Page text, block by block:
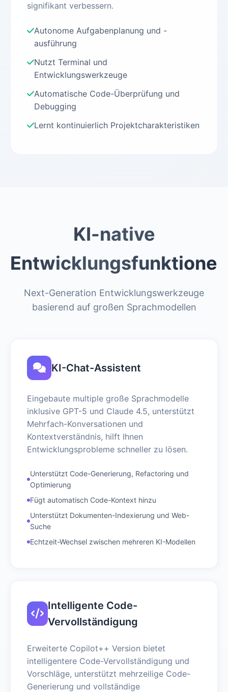
signifikant verbessern.
Autonome Aufgabenplanung und -
ausführung
Nutzt Terminal und
Entwicklungswerkzeuge
Automatische Code-Überprüfung und
Debugging
Lernt kontinuierlich Projektcharakteristiken
KI-native
Entwicklungsfunktionen
Next-Generation Entwicklungswerkzeuge
basierend auf großen Sprachmodellen
KI-Chat-Assistent
Eingebaute multiple große Sprachmodelle
inklusive GPT-5 und Claude 4.5, unterstützt
Mehrfach-Konversationen und
Kontextverständnis, hilft Ihnen
Entwicklungsprobleme schneller zu lösen.
Unterstützt Code-Generierung, Refactoring und
Optimierung
Fügt automatisch Code-Kontext hinzu
Unterstützt Dokumenten-Indexierung und Web-
Suche
Echtzeit-Wechsel zwischen mehreren KI-Modellen
Intelligente Code-
Vervollständigung
Erweiterte Copilot++ Version bietet
intelligentere Code-Vervollständigung und
Vorschläge, unterstützt mehrzeilige Code-
Generierung und vollständige